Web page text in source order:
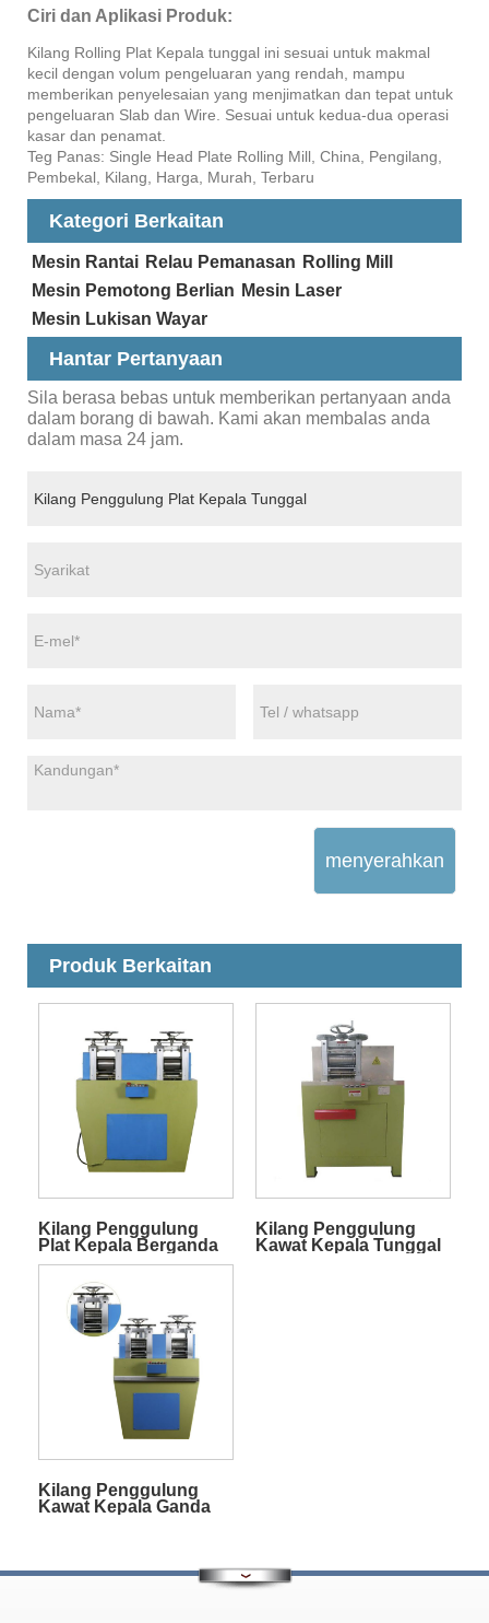
Ciri dan Aplikasi Produk:
Kilang Rolling Plat Kepala tunggal ini sesuai untuk makmal
kecil dengan volum pengeluaran yang rendah, mampu
memberikan penyelesaian yang menjimatkan dan tepat untuk
pengeluaran Slab dan Wire. Sesuai untuk kedua-dua operasi
kasar dan penamat.
Teg Panas: Single Head Plate Rolling Mill, China, Pengilang,
Pembekal, Kilang, Harga, Murah, Terbaru
Kategori Berkaitan
Mesin Rantai Relau Pemanasan Rolling Mill
Mesin Pemotong Berlian Mesin Laser
Mesin Lukisan Wayar
Hantar Pertanyaan
Sila berasa bebas untuk memberikan pertanyaan anda
dalam borang di bawah. Kami akan membalas anda
dalam masa 24 jam.
menyerahkan
Produk Berkaitan
Kilang Penggulung
Plat Kepala Berganda
Kilang Penggulung
Kawat Kepala Tunggal
Kilang Penggulung
Kawat Kepala Ganda